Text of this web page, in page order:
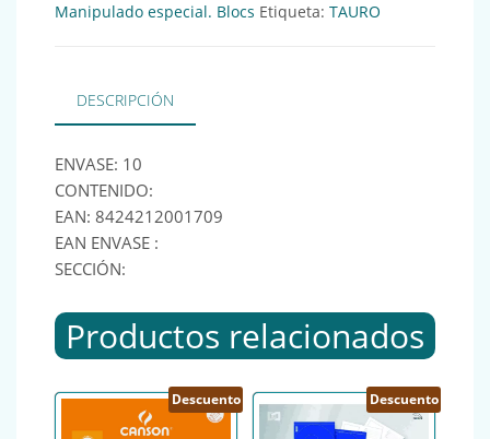
Manipulado especial. Blocs Etiqueta: TAURO
DESCRIPCIÓN
ENVASE: 10
CONTENIDO:
EAN: 8424212001709
EAN ENVASE :
SECCIÓN:
Productos relacionados
Descuento Descuento